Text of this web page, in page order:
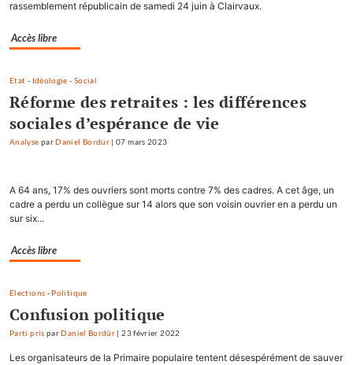
rassemblement républicain de samedi 24 juin à Clairvaux.
Accès libre
Etat - Idéologie - Social
Réforme des retraites : les différences
sociales d’espérance de vie
Analyse parDaniel Bordür |07 mars 2023
A 64 ans, 17% des ouvriers sont morts contre 7% des cadres. A cet âge, un
cadre a perdu un collègue sur 14 alors que son voisin ouvrier en a perdu un
sur six...
Accès libre
Elections - Politique
Confusion politique
Parti pris parDaniel Bordür |23 février 2022
Les organisateurs de la Primaire populaire tentent désespérément de sauver